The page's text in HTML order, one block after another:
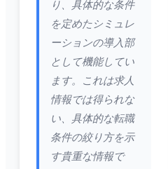
り、具体的な条件
を定めたシミュレ
ーションの導入部
として機能してい
ます。これは求人
情報では得られな
い、具体的な転職
条件の絞り方を示
す貴重な情報で